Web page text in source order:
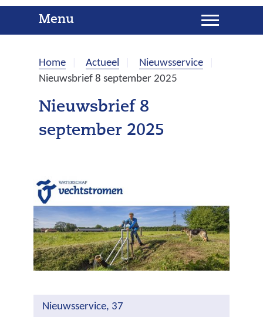
geweigerd.
o
e
k
e
n
MenuU
i
l
p
e
Home Actueel
Nieuwsservice
Nieuwsbrief 8 september 2025
Nieuwsbrief 8
september 2025
Nieuwsservice, 37